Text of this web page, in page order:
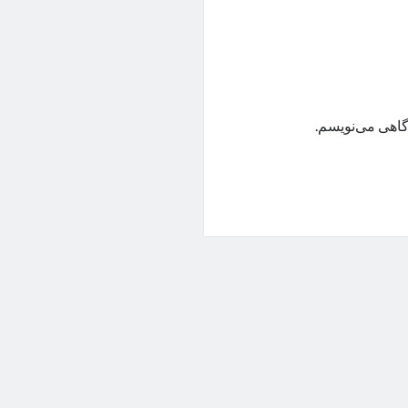
می‌نویسم.